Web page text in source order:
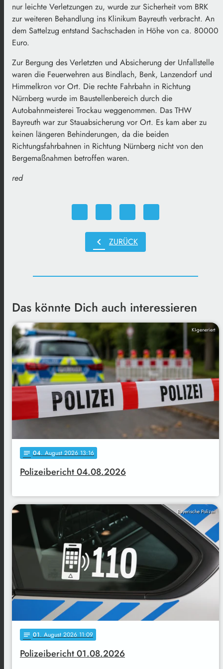
nur leichte Verletzungen zu, wurde zur Sicherheit vom BRK
zur weiteren Behandlung ins Klinikum Bayreuth verbracht. An
dem Sattelzug entstand Sachschaden in Höhe von ca. 80000
Euro.
Zur Bergung des Verletzten und Absicherung der Unfallstelle
waren die Feuerwehren aus Bindlach, Benk, Lanzendorf und
Himmelkron vor Ort. Die rechte Fahrbahn in Richtung
Nürnberg wurde im Baustellenbereich durch die
Autobahnmeisterei Trockau weggenommen. Das THW
Bayreuth war zur Stauabsicherung vor Ort. Es kam aber zu
keinen längeren Behinderungen, da die beiden
Richtungsfahrbahnen in Richtung Nürnberg nicht von den
Bergemaßnahmen betroffen waren.
red
chevron_left ZURÜCK
Das könnte Dich auch interessieren
KI-generiert
notes 04. August 2026 13:16
Polizeibericht 04.08.2026
Bayerische Polizei
notes 01. August 2026 11:09
Polizeibericht 01.08.2026